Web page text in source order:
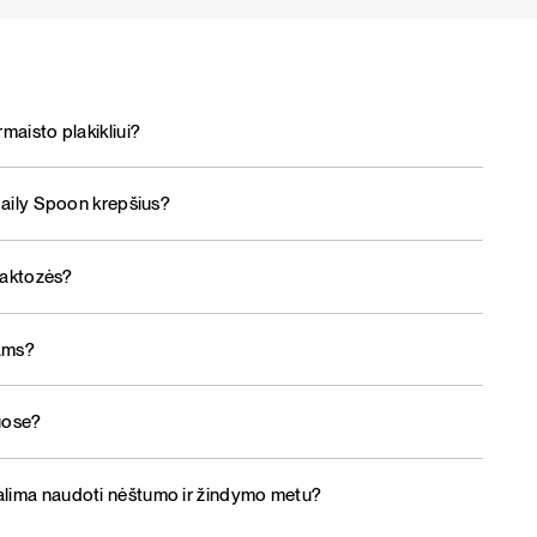
plakikliui?
Spoon krepšius?
naudoti nėštumo ir žindymo metu?